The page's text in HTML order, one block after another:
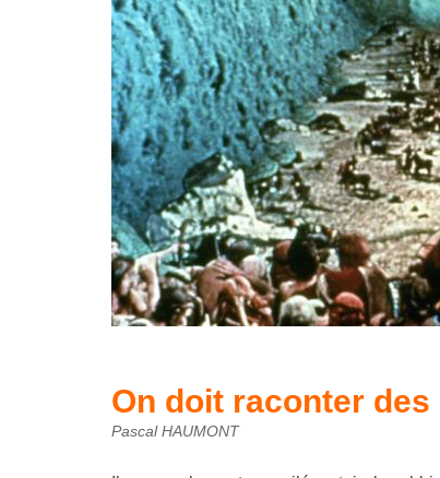
On doit raconter
Pascal HAUMONT